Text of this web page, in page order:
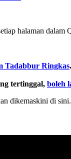
halaman
Tadabbur Ringkas.
tertinggal, boleh
dikemaskini di sini.